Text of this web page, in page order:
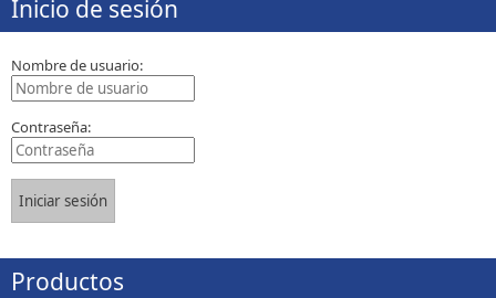
Inicio de sesión
Nombre de usuario:
Contraseña:
Productos